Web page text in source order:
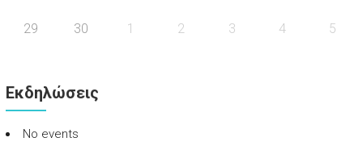
29 30 1 2 3 4 5
Εκδηλώσεις
No events